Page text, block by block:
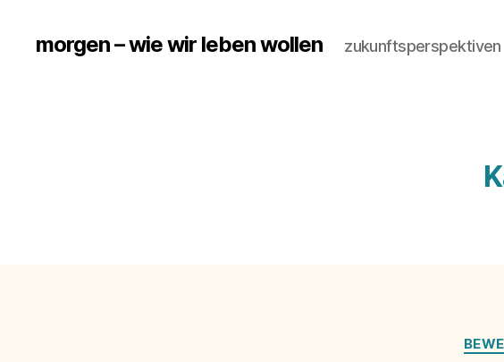
morgen – wie wir leben wollen zukunftsperspektiven